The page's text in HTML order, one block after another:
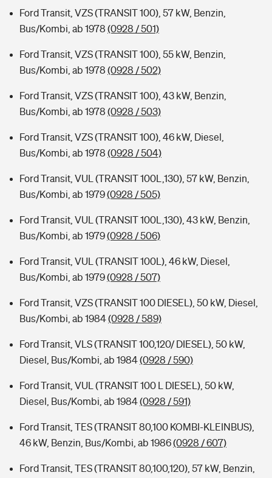
Ford Transit, VZS (TRANSIT 100), 57 kW, Benzin,
Bus/Kombi, ab 1978 (0928 / 501)
Ford Transit, VZS (TRANSIT 100), 55 kW, Benzin,
Bus/Kombi, ab 1978 (0928 / 502)
Ford Transit, VZS (TRANSIT 100), 43 kW, Benzin,
Bus/Kombi, ab 1978 (0928 / 503)
Ford Transit, VZS (TRANSIT 100), 46 kW, Diesel,
Bus/Kombi, ab 1978 (0928 / 504)
Ford Transit, VUL (TRANSIT 100L,130), 57 kW, Benzin,
Bus/Kombi, ab 1979(0928 / 505)
Ford Transit, VUL (TRANSIT 100L,130), 43 kW, Benzin,
Bus/Kombi, ab 1979(0928 / 506)
Ford Transit, VUL (TRANSIT 100L), 46 kW, Diesel,
Bus/Kombi, ab 1979(0928 / 507)
Ford Transit, VZS (TRANSIT 100 DIESEL), 50 kW, Diesel,
Bus/Kombi, ab 1984(0928 / 589)
Ford Transit, VLS (TRANSIT 100,120/ DIESEL), 50 kW,
Diesel, Bus/Kombi, ab 1984(0928 / 590)
Ford Transit, VUL (TRANSIT 100 L DIESEL), 50 kW,
Diesel, Bus/Kombi, ab 1984(0928 / 591)
Ford Transit, TES (TRANSIT 80,100 KOMBI-KLEINBUS),
46 kW, Benzin, Bus/Kombi, ab 1986(0928 / 607)
Ford Transit, TES (TRANSIT 80,100,120), 57 kW, Benzin,